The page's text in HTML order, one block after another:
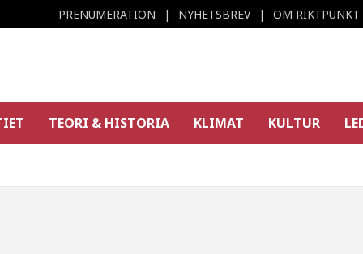
PRENUMERATION NYHETSBREV OM RIKTPUNKT
TEORI & HISTORIA KLIMAT KULTUR